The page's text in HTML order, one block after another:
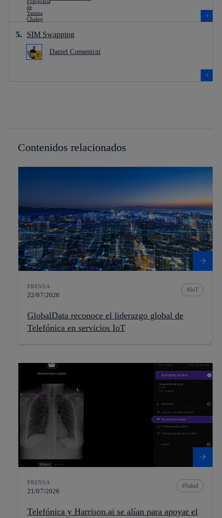
SIM Swapping
Daniel Consentini
Contenidos relacionados
PRENSA
22/07/2026
IoT
GlobalData reconoce el liderazgo global de
Telefónica en servicios IoT
PRENSA
21/07/2026
Salud
Telefónica y Harrison.ai se alían para apoyar el